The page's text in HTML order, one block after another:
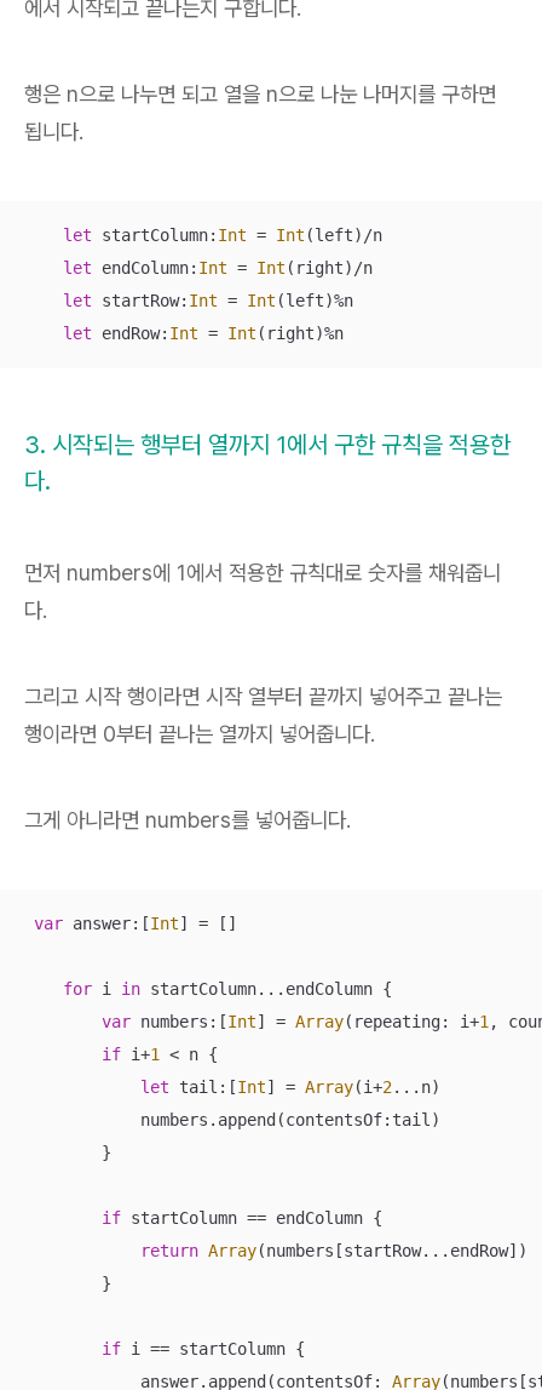
에서 시작되고 끝나는지 구합니다.
행은 n으로 나누면 되고 열을 n으로 나눈 나머지를 구하면
됩니다.
let startColumn: Int = Int (left) /n
let endColumn: Int = Int (right) /n
let startRow: Int = Int (left)%n
let endRow: Int = Int (right)%n
3. 시작되는 행부터 열까지 1에서 구한 규칙을 적용한
다.
먼저 numbers에 1에서 적용한 규칙대로 숫자를 채워줍니
다.
그리고 시작 행이라면 시작 열부터 끝까지 넣어주고 끝나는
행이라면 0부터 끝나는 열까지 넣어줍니다.
그게 아니라면 numbers를 넣어줍니다.
var answer:[Int] = []
for i in startColumn... endColumn {
var numbers:[Int] = Array(repeating: i+1 ,
if i+1 < n {
let tail:[Int] = Array(i+2... n)
            numbers.append(contentsOf:tail)
        }
if startColumn == endColumn {
return Array(numbers[startRow... endRow])
        }
if i == startColumn {
            answer.append(contentsOf:
Array